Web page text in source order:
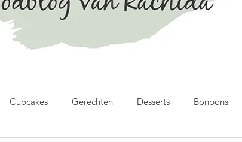
Cupcakes Gerechten Desserts Bonbons